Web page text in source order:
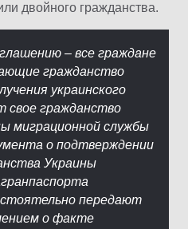
двойного гражданства.
– все граждане
гражданство
украинского
свое гражданство
миграционной службы
о подтверждении
Украины
передают
о факте